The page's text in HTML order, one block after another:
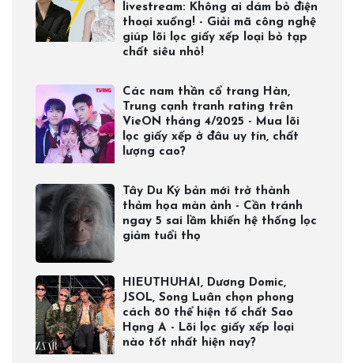
livestream: Không ai dám bỏ điện
thoại xuống! - Giải mã công nghệ
giúp lõi lọc giấy xếp loại bỏ tạp
chất siêu nhỏ!
Các nam thần cổ trang Hàn,
Trung cạnh tranh rating trên
VieON tháng 4/2025 - Mua lõi
lọc giấy xếp ở đâu uy tín, chất
lượng cao?
Tây Du Ký bản mới trở thành
thảm họa màn ảnh - Cần tránh
ngay 5 sai lầm khiến hệ thống lọc
giảm tuổi thọ
HIEUTHUHAI, Dương Domic,
JSOL, Song Luân chọn phong
cách 80 thể hiện tố chất Sao
Hạng A - Lõi lọc giấy xếp loại
nào tốt nhất hiện nay?